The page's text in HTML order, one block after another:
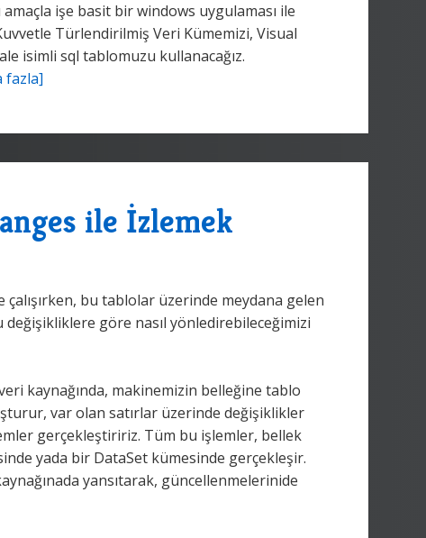
amaçla işe basit bir windows uygulaması ile
Türlendirilmiş Veri Kümemizi, Visual
isimli sql tablomuzu kullanacağız.
fazla]
ile İzlemek
bu tablolar üzerinde meydana gelen
değişikliklere göre nasıl yönledirebileceğimizi
kaynağında, makinemizin belleğine tablo
var olan satırlar üzerinde değişiklikler
gerçekleştiririz. Tüm bu işlemler, bellek
yada bir DataSet kümesinde gerçekleşir.
yansıtarak, güncellenmelerinide